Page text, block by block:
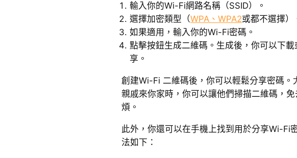
輸入你的Wi-Fi網路名稱（SSID）。
選擇加密類型（WPA、WPA2或都不選擇）
如果適用，輸入你的Wi-Fi密碼。
點擊按鈕生成二維碼。生成後，你可以下
享。
創建Wi-Fi 二維碼後，你可以輕鬆分享密碼。
親戚來你家時，你可以讓他們掃描二維碼，
煩。
此外，你還可以在手機上找到用於分享Wi-Fi
法如下：